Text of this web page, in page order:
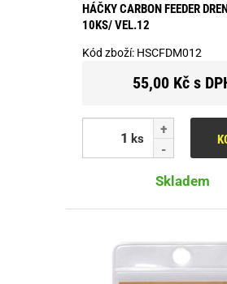
HÁČKY CARBON FEEDER
10KS/ VEL.12
Kód zboží: HSCFDM012
55,00 Kč s
ks
Skladem